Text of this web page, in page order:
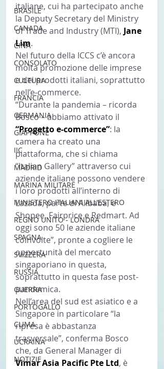
BRASILE
CANADA
CINA
CONSOLATO
CULTURA
FRANCIA
GERMANIA
GIAPPONE
IIC
MADRID
MARINA MILITARE
MINISTERO ITALIANI ALL'ESTERO
REGNO UNITO - LONDRA
SPAGNA
SVIZZERA
RUSSIA
GUERRA
PORTOGALLO
CLIMA
UCRAINA
NOTIZIE
italiane, cui ha partecipato anche
la Deputy Secretary del Ministry
of Trade and Industry (MTI), Jane
Lim.
Nel futuro della ICCS c’è ancora
molta promozione delle imprese
e dei prodotti italiani, soprattutto
nell’e-commerce.
“Durante la pandemia – ricorda
Bosco – abbiamo attivato il
“Progetto e-commerce”: la
camera ha creato una
piattaforma, che si chiama
“Italian Gallery” attraverso cui
aziende italiane possono vendere
i loro prodotti all’interno di
Lazada, parte di Alibaba, e
Shopee, Fairprice e Redmart. Ad
oggi sono 50 le aziende italiane
coinvolte”, pronte a cogliere le
opportunità del mercato
singaporiano in questa,
soprattutto in questa fase post-
pandemica.
Nell’area del sud est asiatico e a
Singapore in particolare “la
ripresa è abbastanza
trasversale”, conferma Bosco
che, da General Manager di
Vimar Asia Pacific Pte Ltd, è